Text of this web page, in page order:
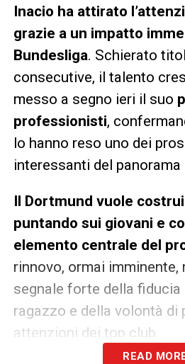
Inacio ha attirato
grazie a un impatto
Bundesliga. Schierato
consecutive, il talento
messo a segno ieri il suo
professionisti,
lo hanno reso uno dei
interessanti del panorama
Il Dortmund vuole
puntando sui giovani e
elemento centrale del
rinnovo, ormai imminente,
segnale forte della fiducia
ragazzo e della volontà di
attenzioni dei top club.
READ